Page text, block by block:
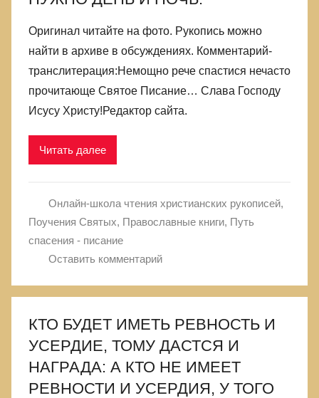
Оригинал читайте на фото. Рукопись можно
найти в архиве в обсуждениях. Комментарий-
транслитерация:Немощно рече спастися нечасто
прочитающе Святое Писание… Слава Господу
Исусу Христу!Редактор сайта.
Читать далее
Онлайн-школа чтения христианских рукописей,
Поучения Святых, Православные книги, Путь
спасения - писание
Оставить комментарий
КТО БУДЕТ ИМЕТЬ РЕВНОСТЬ И
УСЕРДИЕ, ТОМУ ДАСТСЯ И
НАГРАДА: А КТО НЕ ИМЕЕТ
РЕВНОСТИ И УСЕРДИЯ, У ТОГО